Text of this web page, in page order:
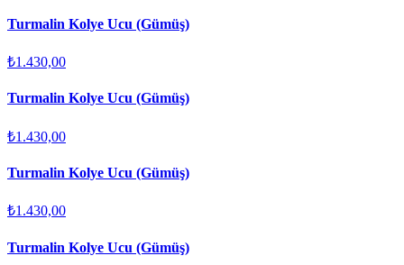
Turmalin Kolye Ucu (Gümüş)
₺1.430,00
Turmalin Kolye Ucu (Gümüş)
₺1.430,00
Turmalin Kolye Ucu (Gümüş)
₺1.430,00
Turmalin Kolye Ucu (Gümüş)